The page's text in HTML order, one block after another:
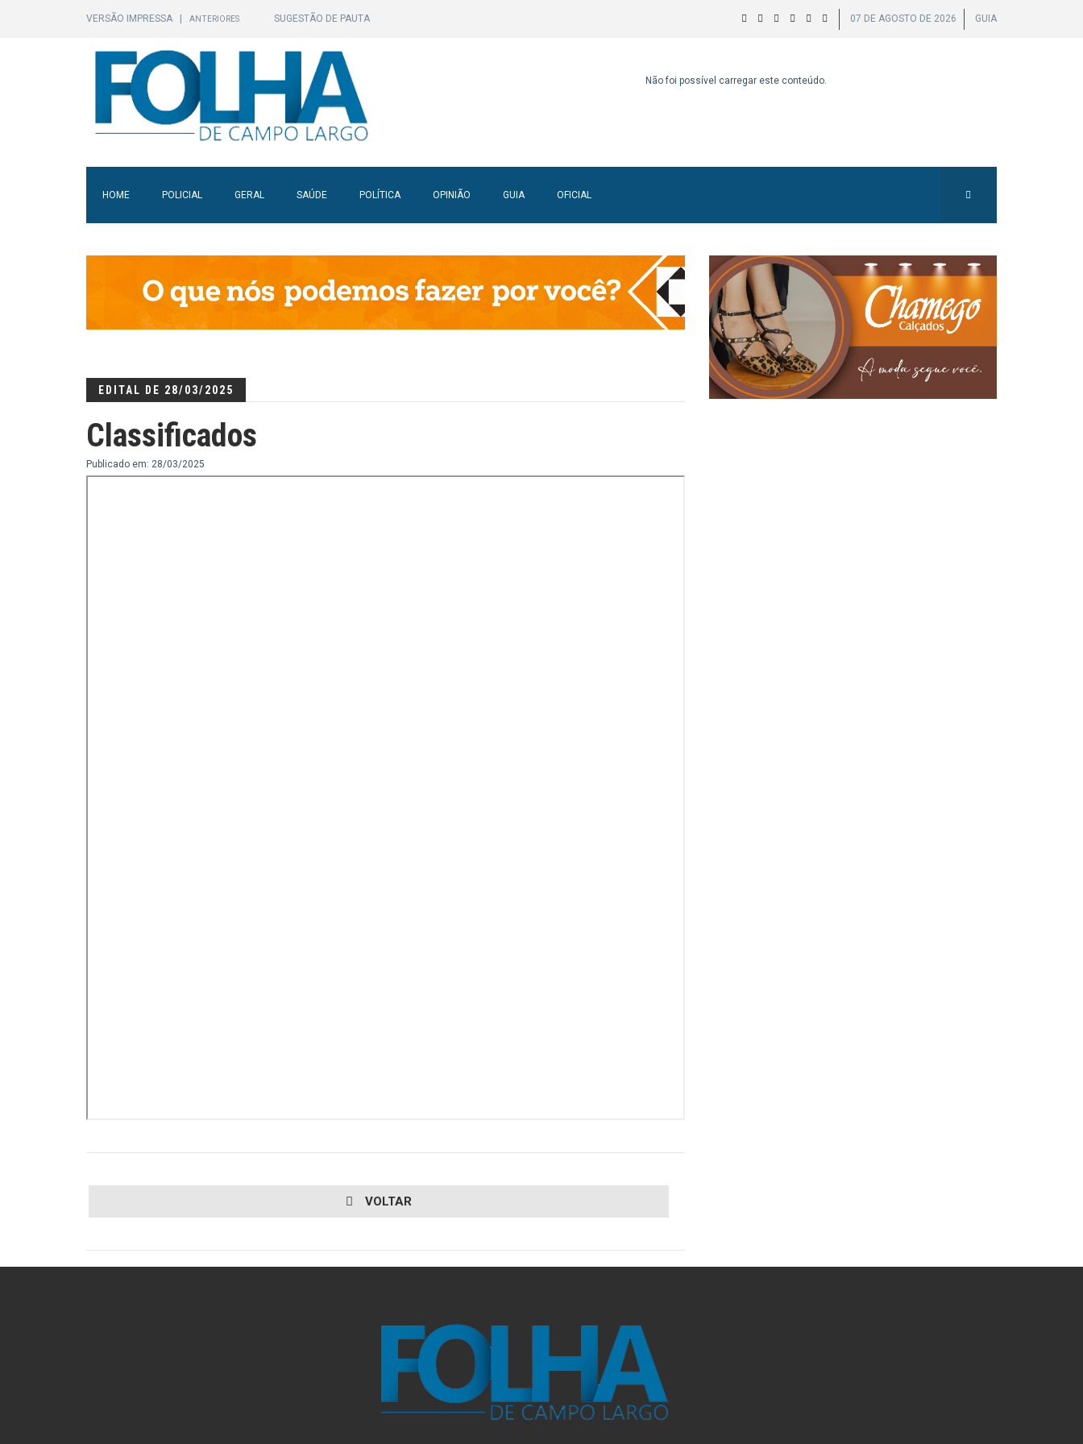
VERSÃO IMPRESSA ANTERIORES SUGESTÃO DE PAUTA 07 DE AGOSTO DE 2026 GUIA
Não foi possível carregar este conteúdo.
HOME POLICIAL GERAL SAÚDE POLÍTICA OPINIÃO GUIA OFICIAL
EDITAL DE 28/03/2025
Classificados
Publicado em: 28/03/2025
VOLTAR